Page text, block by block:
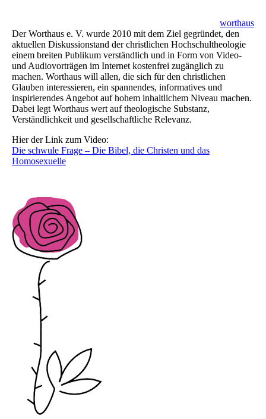
worthaus
Der Worthaus e. V. wurde 2010 mit dem Ziel gegründet, den
aktuellen Diskussionstand der christlichen Hochschultheologie
einem breiten Publikum verständlich und in Form von Video-
und Audiovorträgen im Internet kostenfrei zugänglich zu
machen. Worthaus will allen, die sich für den christlichen
Glauben interessieren, ein spannendes, informatives und
inspirierendes Angebot auf hohem inhaltlichem Niveau machen.
Dabei legt Worthaus wert auf theologische Substanz,
Verständlichkeit und gesellschaftliche Relevanz.
Hier der Link zum Video:
Die schwule Frage – Die Bibel, die Christen und das
Homosexuelle